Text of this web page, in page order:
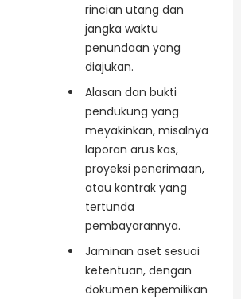
rincian utang dan
jangka waktu
penundaan yang
diajukan.
Alasan dan bukti
pendukung yang
meyakinkan, misalnya
laporan arus kas,
proyeksi penerimaan,
atau kontrak yang
tertunda
pembayarannya.
Jaminan aset sesuai
ketentuan, dengan
dokumen kepemilikan